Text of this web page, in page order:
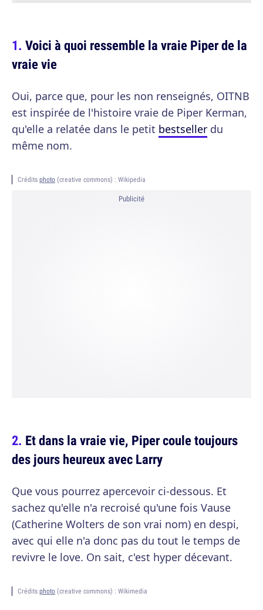
Voici à quoi ressemble la vraie Piper de la
vraie vie
Oui, parce que, pour les non renseignés, OITNB
est inspirée de l'histoire vraie de Piper Kerman,
qu'elle a relatée dans le petit bestseller du
même nom.
Crédits photo (creative commons) : Wikipedia
Publicité
Et dans la vraie vie, Piper coule toujours
des jours heureux avec Larry
Que vous pourrez apercevoir ci-dessous. Et
sachez qu'elle n'a recroisé qu'une fois Vause
(Catherine Wolters de son vrai nom) en despi,
avec qui elle n'a donc pas du tout le temps de
revivre le love. On sait, c'est hyper décevant.
Crédits photo (creative commons) : Wikimedia